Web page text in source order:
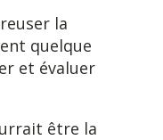
la
quelque
et évaluer
être la